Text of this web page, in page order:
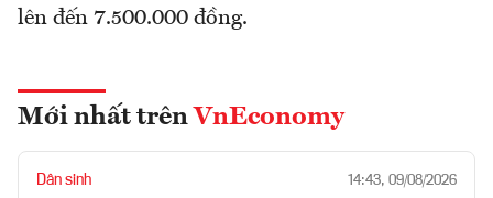
lên đến 7.500.000 đồng.
Mới nhất trên VnEconomy
Dân sinh 14:43, 09/08/2026